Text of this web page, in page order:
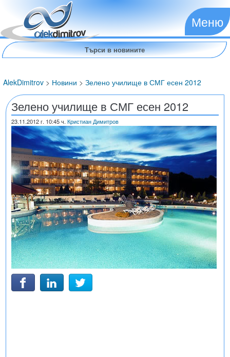
Меню
AlekDimitrov > Новини > Зелено училище в СМГ есен 2012
Зелено училище в СМГ есен 2012
23.11.2012г. 10:45 ч. Кристиан Димитров